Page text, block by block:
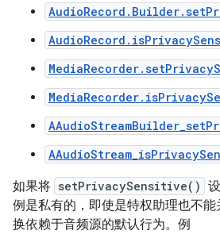
如果将 setPrivacySensitive()
例是私有的，即使是特权助理也不
换依赖于音频源的默认行为。例